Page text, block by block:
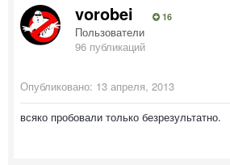
vorobei 16
Пользователи
96 публикаций
Опубликовано: 13 апреля, 2013
всяко пробовали только безрезультатно.